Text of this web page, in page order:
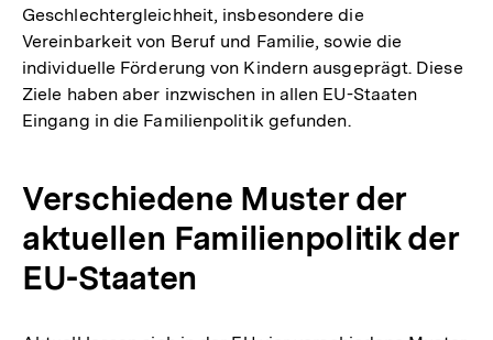
Geschlechtergleichheit, insbesondere die
Vereinbarkeit von Beruf und Familie, sowie die
individuelle Förderung von Kindern ausgeprägt. Diese
Ziele haben aber inzwischen in allen EU-Staaten
Eingang in die Familienpolitik gefunden.
Verschiedene Muster der
aktuellen Familienpolitik der
EU-Staaten